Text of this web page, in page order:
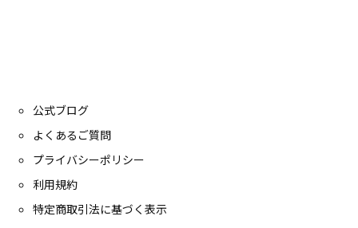
入
だ
さ
ま
。
公式ブログ
よくあるご質問
プライバシーポリシー
利用規約
特定商取引法に基づく表示